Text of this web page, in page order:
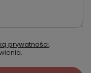
prywatności.